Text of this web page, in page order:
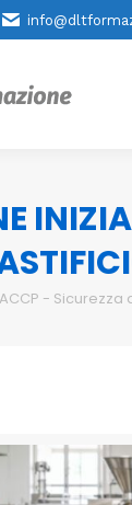
- Sicurezza